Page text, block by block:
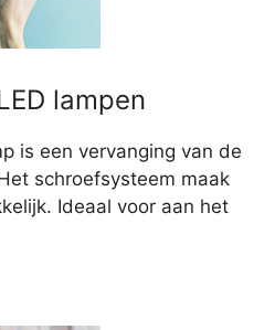
lampen
is een vervanging van de
schroefsysteem maak
Ideaal voor aan het